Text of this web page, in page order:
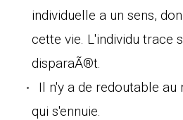
individuelle a un sens,
cette vie. L'individu trace
disparaÃ®t.
Il n'y a de redoutable
qui s'ennuie.